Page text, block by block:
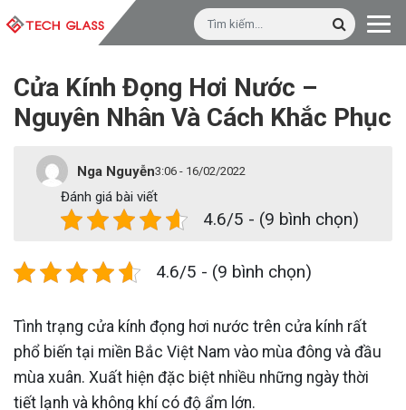
Cửa Kính Đọng Hơi Nước –
Nguyên Nhân Và Cách Khắc Phục
Nga Nguyễn3:06 - 16/02/2022
Đánh giá bài viết
4.6/5 - (9 bình chọn)
4.6/5 - (9 bình chọn)
Tình trạng cửa kính đọng hơi nước trên cửa kính rất
phổ biến tại miền Bắc Việt Nam vào mùa đông và đầu
mùa xuân. Xuất hiện đặc biệt nhiều những ngày thời
tiết lạnh và không khí có độ ẩm lớn.